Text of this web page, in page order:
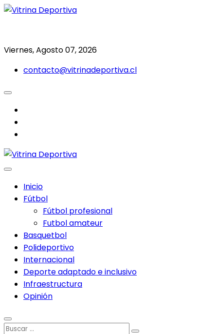
Saltar
Viernes, Agosto 07, 2026
contacto@vitrinadeportiva.cl
Inicio
Fútbol
Fútbol profesional
Futbol amateur
Basquetbol
Polideportivo
Internacional
Deporte adaptado e inclusivo
Infraestructura
Opinión
Buscar